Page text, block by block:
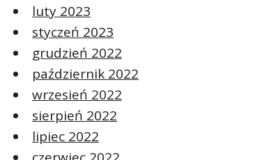
luty 2023
styczeń 2023
grudzień 2022
październik 2022
wrzesień 2022
sierpień 2022
lipiec 2022